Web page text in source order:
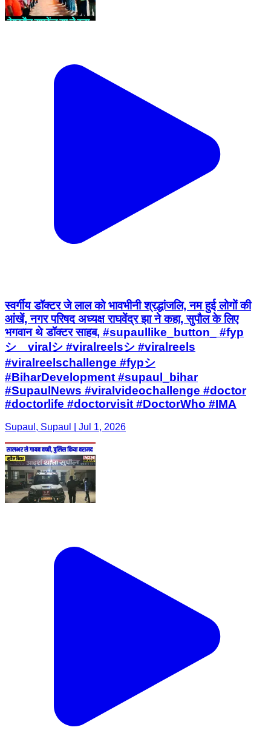
स्वर्गीय डॉक्टर जे लाल को भावभीनी श्रद्धांजलि, नम हुई लोगों की
आंखें, नगर परिषद अध्यक्ष राघवेंद्र झा ने कहा, सुपौल के लिए
भगवान थे डॉक्टर साहब, #supaullike_button_ #fyp
シ゚viralシ #viralreelsシ #viralreels
#viralreelschallenge #fypシ
#BiharDevelopment #supaul_bihar
#SupaulNews #viralvideochallenge #doctor
#doctorlife #doctorvisit #DoctorWho #IMA
Supaul, Supaul | Jul 1, 2026